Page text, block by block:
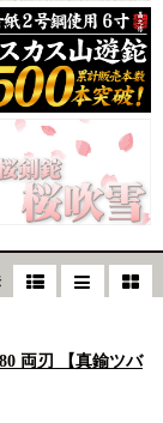
両刃 【真鍮ツバ